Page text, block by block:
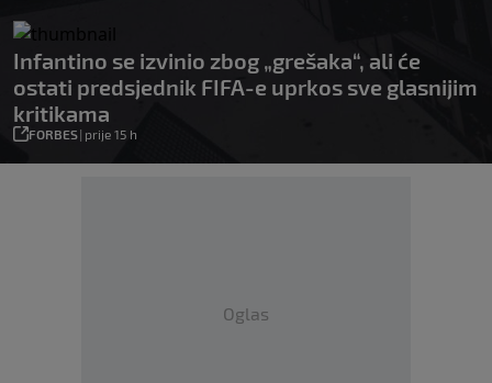
Infantino se izvinio zbog „grešaka“, ali će
ostati predsjednik FIFA-e uprkos sve glasnijim
kritikama
FORBES| prije 15 h
Oglas